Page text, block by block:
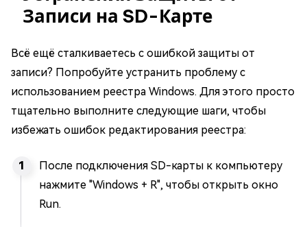
Записи на SD-Карте
Всё ещё сталкиваетесь с ошибкой защиты от
записи? Попробуйте устранить проблему с
использованием реестра Windows. Для этого просто
тщательно выполните следующие шаги, чтобы
избежать ошибок редактирования реестра:
После подключения SD-карты к компьютеру
нажмите "Windows + R", чтобы открыть окно
Run.